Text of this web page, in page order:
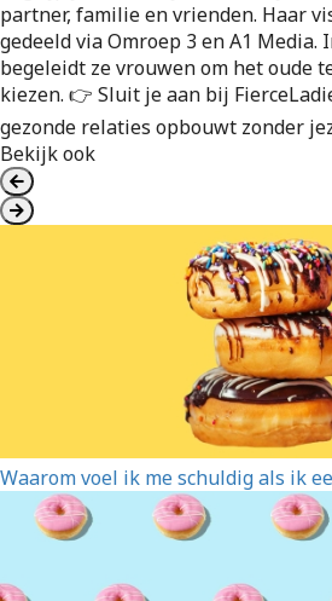
partner, familie en vrienden. Haar
gedeeld via Omroep 3 en A1 Media.
begeleidt ze vrouwen om het oude
kiezen. 👉 Sluit je aan bij
gezonde relaties opbouwt zonder
Bekijk ook
Waarom voel ik me schuldig als ik